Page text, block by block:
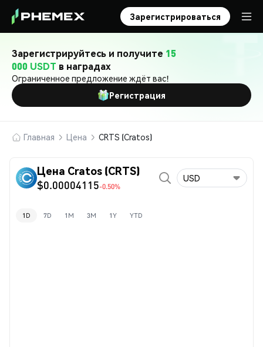
Зарегистрироваться
Зарегистрируйтесь и получите 15
000 USDT в наградах
Ограниченное предложение ждёт вас!
Регистрация
Главная Цена CRTS (Cratos)
Цена Cratos (CRTS)
$0.00004115-0.50%
USD
1D 7D 1M 3M 1Y YTD